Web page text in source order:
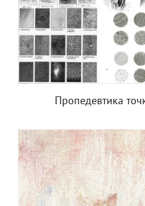
Пропедевтика